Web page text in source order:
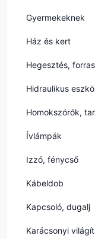
Gyermekeknek
Ház és kert
Hegesztés,
Hidraulikus
Homokszórók,
Ívlámpák
Izzó, fénycső
Kábeldob
Kapcsoló, dugalj
Karácsonyi